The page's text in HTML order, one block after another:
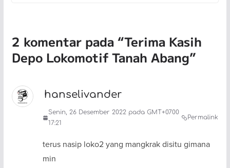
2 komentar pada “Terima Kasih
Depo Lokomotif Tanah Abang”
hanselivander
Senin, 26 Desember 2022 pada GMT+0700
17:21
Permalink
terus nasip loko2 yang mangkrak disitu gimana
min